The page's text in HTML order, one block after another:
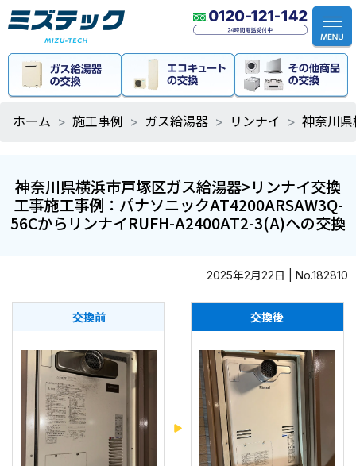
ホーム 施工事例 ガス給湯器 リンナイ 神奈川
神奈川県横浜市戸塚区ガス給湯器>リンナイ交換
工事施工事例：パナソニックAT4200ARSAW3Q-
56CからリンナイRUFH-A2400AT2-3(A)への交換
2025年2月22日 | No.182810
交換前 交換後